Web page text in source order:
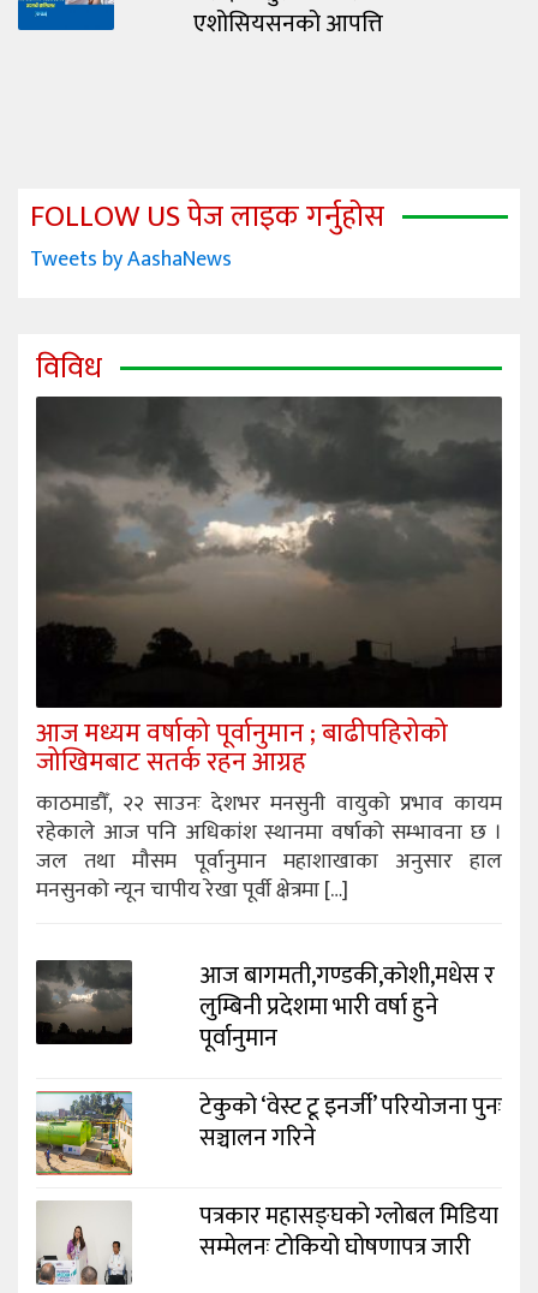
एशोसियसनको आपत्ति
FOLLOW US पेज लाइक गर्नुहोस
Tweets by AashaNews
विविध
आज मध्यम वर्षाको पूर्वानुमान ; बाढीपहिरोको
जोखिमबाट सतर्क रहन आग्रह
काठमाडौँ, २२ साउनः देशभर मनसुनी वायुको प्रभाव कायम
रहेकाले आज पनि अधिकांश स्थानमा वर्षाको सम्भावना छ ।
जल तथा मौसम पूर्वानुमान महाशाखाका अनुसार हाल
मनसुनको न्यून चापीय रेखा पूर्वी क्षेत्रमा […]
आज बागमती,गण्डकी,कोशी,मधेस र
लुम्बिनी प्रदेशमा भारी वर्षा हुने
पूर्वानुमान
टेकुको ‘वेस्ट टू इनर्जी’ परियोजना पुनः
सञ्चालन गरिने
पत्रकार महासङ्घको ग्लोबल मिडिया
सम्मेलनः टोकियो घोषणापत्र जारी